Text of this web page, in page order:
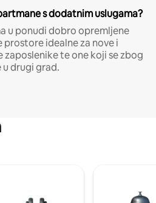
s dodatnim uslugama?
u ponudi dobro opremljene
prostore idealne za nove i
zaposlenike te one koji se zbog
u drugi grad.